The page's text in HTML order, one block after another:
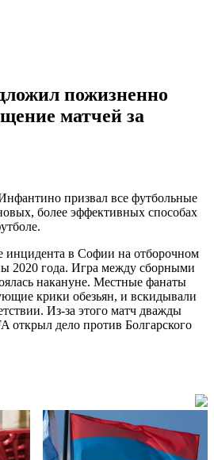
пожизненно
матчей за
призвал все футбольные
более эффективных способах
инцидента в Софии на отборочном
2020 года. Игра между сборными
накануне. Местные фанаты
крики обезьян, и вскидывали
Из-за этого матч дважды
открыл дело против Болгарского